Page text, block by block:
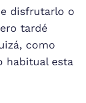
disfrutarlo o
tardé
como
habitual esta